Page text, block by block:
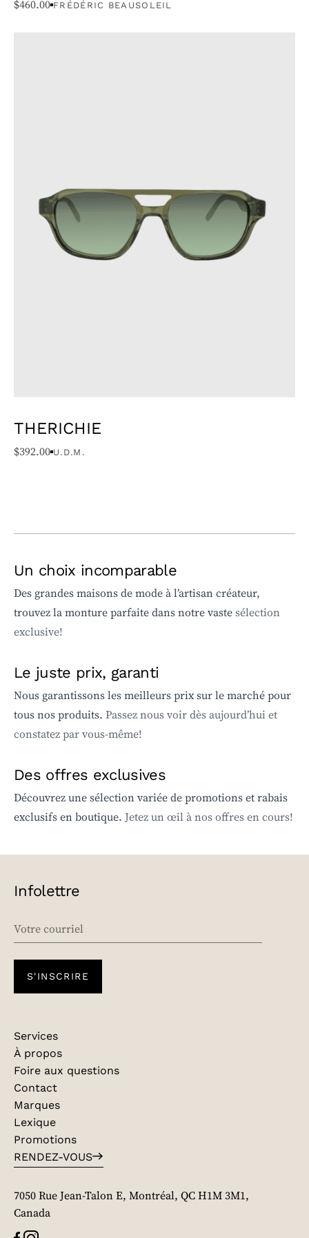
$460.00 FRÉDÉRIC BEAUSOLEIL
THERICHIE
$392.00 U.D.M.
Un choix incomparable
Des grandes maisons de mode à l’artisan créateur,
trouvez la monture parfaite dans notre vastesélection
exclusive!
Le juste prix, garanti
Nous garantissons les meilleurs prix sur le marché pour
tous nos produits. Passez nous voir dès aujourd’hui et
constatez par vous-même!
Des offres exclusives
Découvrez une sélection variée de promotions et rabais
exclusifs en boutique. Jetez un œil à nos offres en cours!
Infolettre
S'INSCRIRE
Services
À propos
Foire aux questions
Contact
Marques
Lexique
Promotions
RENDEZ-VOUS
7050 Rue Jean-Talon E, Montréal, QC H1M 3M1,
Canada